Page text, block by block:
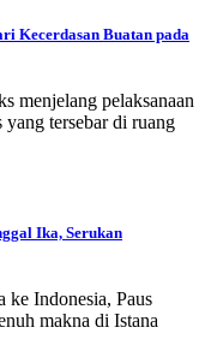
Kecerdasan Buatan pada
menjelang pelaksanaan
tersebar di ruang
Ika, Serukan
ke Indonesia, Paus
makna di Istana